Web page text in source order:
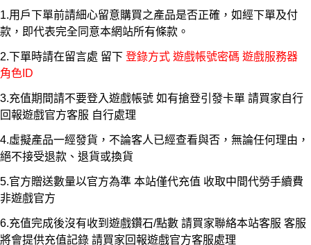
1.用戶下單前請細心留意購買之產品是否正確，如經下單及付
款，即代表完全同意本網站所有條款。
2.下單時請在留言處 留下 登錄方式 遊戲帳號密碼 遊戲服務器
角色ID
3.充值期間請不要登入遊戲帳號 如有搶登引發卡單 請買家自行
回報遊戲官方客服 自行處理
4.虛擬產品一經發貨，不論客人已經查看與否，無論任何理由，
絕不接受退款、退貨或換貨
5.官方贈送數量以官方為準 本站僅代充值 收取中間代勞手續費
非遊戲官方
6.充值完成後沒有收到遊戲鑽石/點數 請買家聯絡本站客服 客服
將會提供充值記錄 請買家回報遊戲官方客服處理